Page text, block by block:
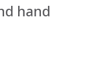
hand